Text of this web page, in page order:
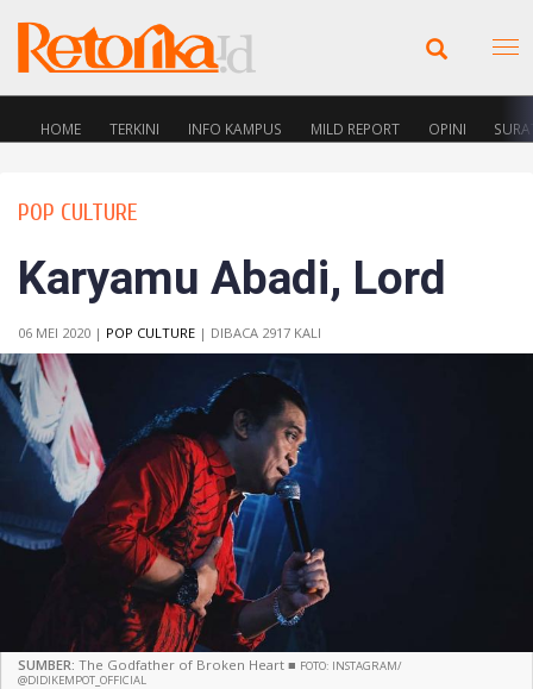
HOME TERKINI INFO KAMPUS MILD REPORT OPINI
POP CULTURE
Karyamu Abadi, Lord
06 MEI 2020 | POP CULTURE | DIBACA 2917 KALI
SUMBER: The Godfather of Broken Heart ■ FOTO: INSTAGRAM/
@DIDIKEMPOT_OFFICIAL